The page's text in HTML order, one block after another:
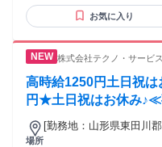
で正社員登用
走したい方 ✅AIやWebマーケティングも学びたい方 ✅改善を
考えることが好きな方 ✅素直に学び続けられる方 ✅将来はリ
いません】 ・決められた仕事だけをしたい方 ・受け身で仕事
をしたい方 ・変化
お気に入り
株式会社テクノ・サービス
高時給1250円土日祝
円★土日祝はお休み
場所
[勤務地：山形県東田川